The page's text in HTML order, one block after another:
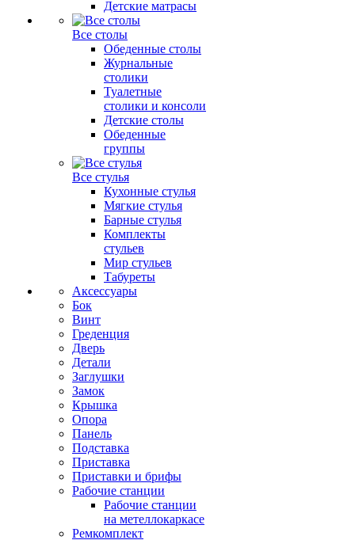
Детские матрасы
Все столы
Обеденные столы
Журнальные
столики
Туалетные
столики и консоли
Детские столы
Обеденные
группы
Все стулья
Кухонные стулья
Мягкие стулья
Барные стулья
Комплекты
стульев
Мир стульев
Табуреты
Аксессуары
Бок
Винт
Греденция
Дверь
Детали
Заглушки
Замок
Крышка
Опора
Панель
Подставка
Приставка
Приставки и брифы
Рабочие станции
Рабочие станции
на метеллокаркасе
Ремкомплект